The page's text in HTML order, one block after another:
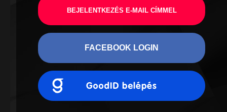
BEJELENTKEZÉS E-MAIL CÍMMEL
FACEBOOK LOGIN